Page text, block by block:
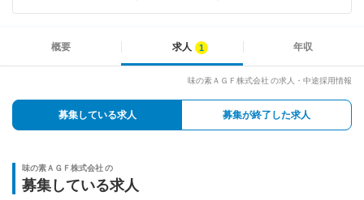
求人を紹介してもらう
知りたい・聞きたい
専門サイト
概要 求人 年収
味の素ＡＧＦ株式会社 の求人・中途採用情報
募集している求人 募集が終了した求人
味の素ＡＧＦ株式会社 の
募集している求人